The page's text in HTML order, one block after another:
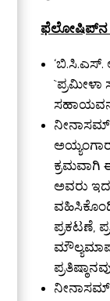
ಫೆಲೋಷಿಪ್‌ನ
`
ನೀನಾಸಮ್
ಕ್ರಮವಾಗಿ
ಅವರು
ಪ್ರಕಟಣೆ,
ನೀನಾಸಮ್